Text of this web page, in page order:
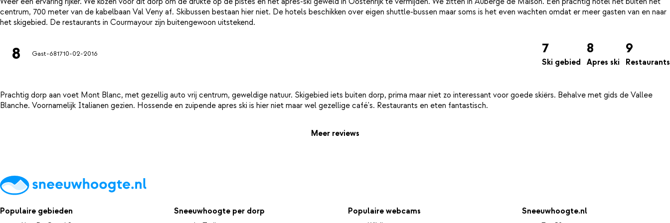
centrum, 700 meter van de kabelbaan Val Veny af. Skibussen bestaan hier niet. De hotels beschikken over eigen shuttle-bussen maar soms is het even wachten omdat er meer gasten van en naar
8 Gast-681710-02-2016 7
Ski gebied
8
Apres ski
9
Restaurants
Prachtig dorp aan voet Mont Blanc, met gezellig auto vrij centrum, geweldige natuur. Skigebied iets buiten dorp, prima maar niet zo interessant voor goede skiërs. Behalve met gids de Vallee
Meer reviews
Populaire gebieden Sneeuwhoogte per dorp Populaire webcams Sneeuwhoogte.nl